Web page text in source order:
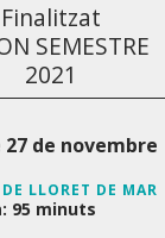
Finalitzat
SEMESTRE
2021
de novembre
LLORET DE MAR
95 minuts